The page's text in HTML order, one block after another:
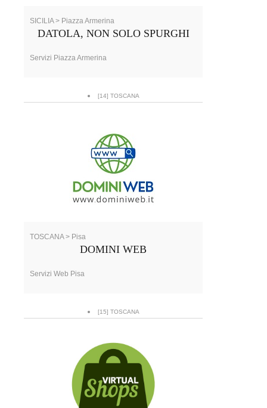
SICILIA > Piazza Armerina
DATOLA, NON SOLO SPURGHI
Servizi Piazza Armerina
[14] TOSCANA
TOSCANA > Pisa
DOMINI WEB
Servizi Web Pisa
[15] TOSCANA